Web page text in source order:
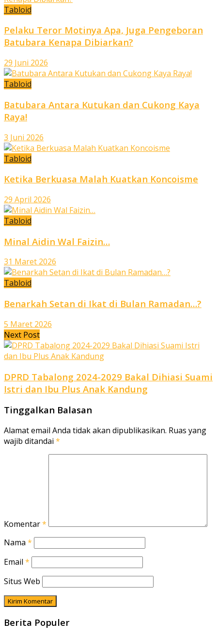
Tabloid
Pelaku Teror Motinya Apa, Juga Pengeboran
Batubara Kenapa Dibiarkan?
29 Juni 2026
Tabloid
Batubara Antara Kutukan dan Cukong Kaya
Raya!
3 Juni 2026
Tabloid
Ketika Berkuasa Malah Kuatkan Koncoisme
29 April 2026
Tabloid
Minal Aidin Wal Faizin…
31 Maret 2026
Tabloid
Benarkah Setan di Ikat di Bulan Ramadan…?
5 Maret 2026
Next Post
DPRD Tabalong 2024-2029 Bakal Dihiasi Suami
Istri dan Ibu Plus Anak Kandung
Tinggalkan Balasan
Alamat email Anda tidak akan dipublikasikan. Ruas yang
wajib ditandai *
Komentar*
Nama *
Email *
Situs Web
Berita Populer